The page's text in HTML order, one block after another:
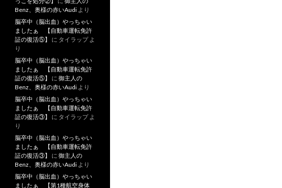
Benz、奥様の赤いAudi より
脳卒中（脳出血）やっちゃい
ましたぁ 【自動車運転免許
証の復活⑤】
に タイラップよ
り
脳卒中（脳出血）やっちゃい
ましたぁ 【自動車運転免許
証の復活⑤】
に 御主人の
Benz、奥様の赤いAudi より
脳卒中（脳出血）やっちゃい
ましたぁ 【自動車運転免許
証の復活③】
に タイラップよ
り
脳卒中（脳出血）やっちゃい
ましたぁ 【自動車運転免許
証の復活③】
に 御主人の
Benz、奥様の赤いAudi より
脳卒中（脳出血）やっちゃい
ましたぁ 【第1種航空身体